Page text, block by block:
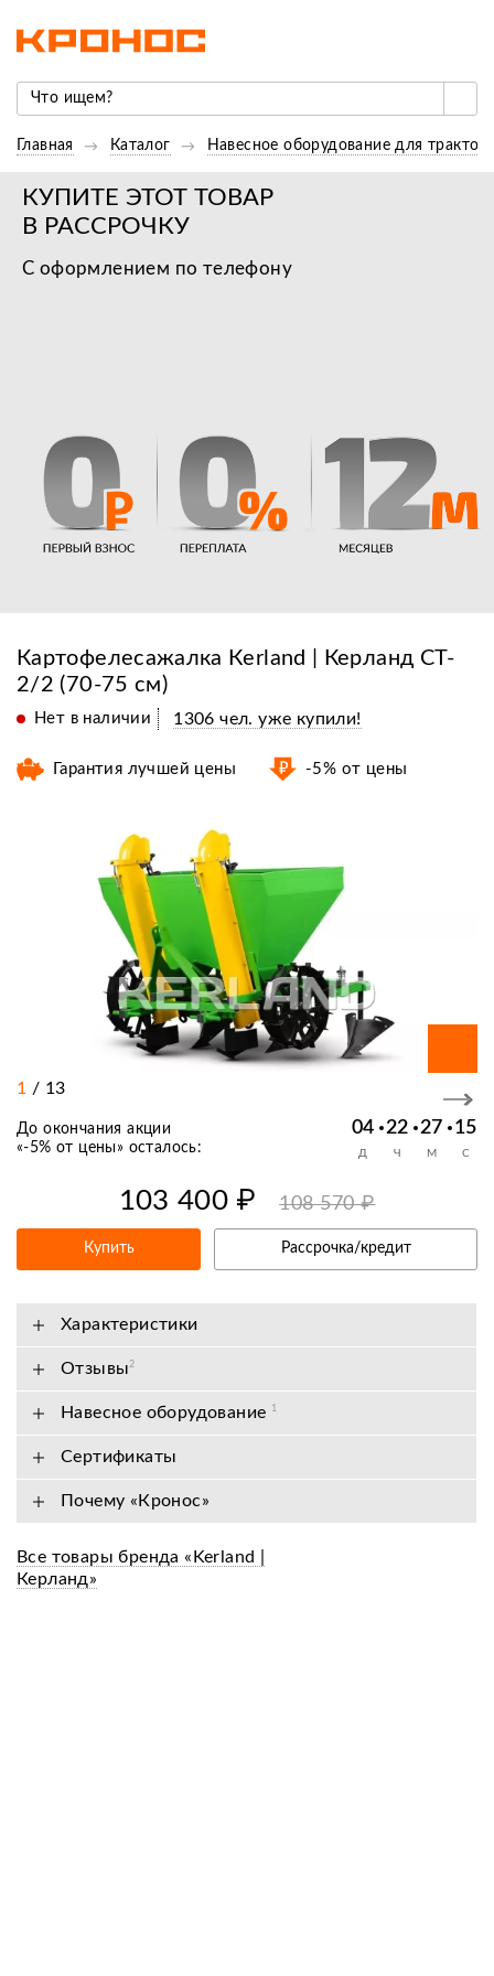
Главная Каталог Навесное оборудование для
КУПИТЕ ЭТОТ ТОВАР
В РАССРОЧКУ
С оформлением по телефону
Картофелесажалка Кerland | Керланд CT-
2/2 (70-75 см)
Нет в наличии 1306 чел. уже купили!
Гарантия лучшей цены -5% от цены
1 / 13
До окончания акции
«-5% от цены» осталось:
04 22 27 14
Д Ч М С
103 400 ₽ 108 570 ₽
Купить Рассрочка/кредит
Характеристики
Отзывы2
Навесное оборудование 1
Сертификаты
Почему «Кронос»
Все товары бренда «Kerland |
Керланд»